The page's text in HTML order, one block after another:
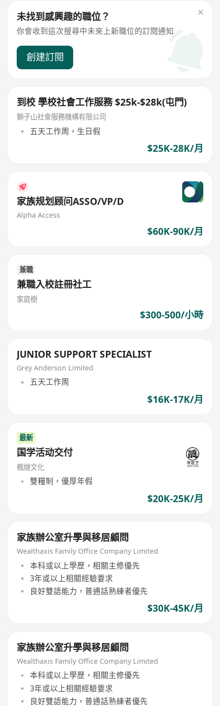
未找到感興趣的職位？
你會收到這次搜尋中未來上新職位的訂閱通知
創建訂閱
到校 學校社會工作服務 $25k-$28k(屯門)
獅子山社會服務機構有限公司
五天工作周，生日假
$25K-28K/月
家族规划顾问ASSO/VP/D
Alpha Access
$60K-90K/月
兼職
兼職入校註冊社工
家庭樹
$300-500/小時
JUNIOR SUPPORT SPECIALIST
Grey Anderson Limited
五天工作周
$16K-17K/月
最新
国学活动交付
楓燧文化
雙糧制，優厚年假
$20K-25K/月
家族辦公室升學與移居顧問
Wealthaxis Family Office Company Limited
本科或以上學歷，相關主修優先
3年或以上相關經驗要求
良好雙語能力，普通話熟練者優先
$30K-45K/月
家族辦公室升學與移居顧問
Wealthaxis Family Office Company Limited
本科或以上學歷，相關主修優先
3年或以上相關經驗要求
良好雙語能力，普通話熟練者優先